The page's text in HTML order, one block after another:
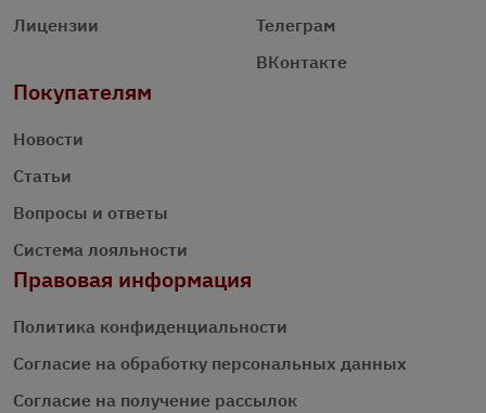
Лицензии
Телеграм
ВКонтакте
Покупателям
Новости
Статьи
Вопросы и ответы
Система лояльности
Правовая информация
Политика конфиденциальности
Согласие на обработку персональных данных
Согласие на получение рассылок